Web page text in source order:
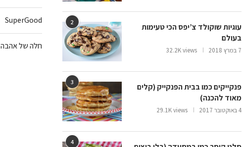
2
עוגיות שוקולד צ’יפס הכי טעימות
בעולם
7 במרץ 2018 32.2K views
3
פנקייקים כמו בבית הפנקייק (קלים
מאוד להכנה)
4 באוקטובר 2017 29.1K views
4
SuperGood
חלה של אהבה